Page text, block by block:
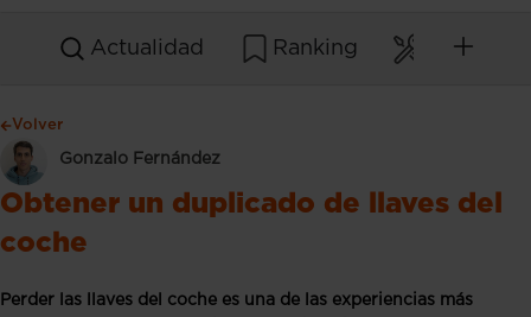
Actualidad Ranking
Volver
Gonzalo Fernández
Obtener un duplicado de llaves del
coche
Perder las llaves del coche es una de las experiencias más